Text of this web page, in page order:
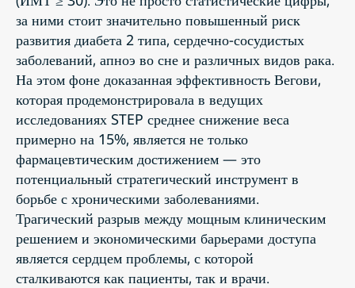
за ними стоит значительно повышенный риск
развития диабета 2 типа, сердечно-сосудистых
заболеваний, апноэ во сне и различных видов рака.
На этом фоне доказанная эффективность Вегови,
которая продемонстрировала в ведущих
исследованиях STEP среднее снижение веса
примерно на 15%, является не только
фармацевтическим достижением — это
потенциальный стратегический инструмент в
борьбе с хроническими заболеваниями.
Трагический разрыв между мощным клиническим
решением и экономическими барьерами доступа
является сердцем проблемы, с которой
сталкиваются как пациенты, так и врачи.